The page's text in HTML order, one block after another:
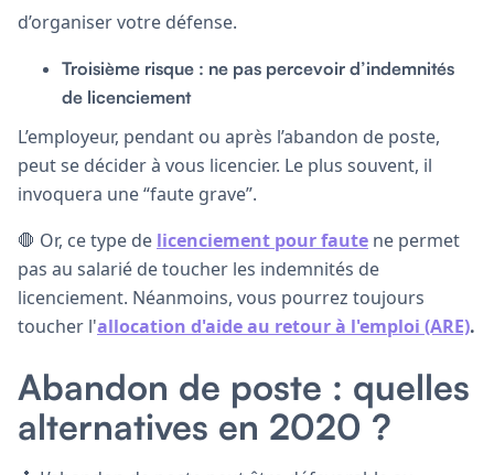
d’organiser votre défense.
Troisième risque : ne pas percevoir d’indemnités
de licenciement
L’employeur, pendant ou après l’abandon de poste,
peut se décider à vous licencier. Le plus souvent, il
invoquera une “faute grave”.
🛑 Or, ce type de licenciement pour faute ne permet
pas au salarié de toucher les indemnités de
licenciement. Néanmoins, vous pourrez toujours
toucher l'allocation d'aide au retour à l'emploi (ARE).
Abandon de poste : quelles
alternatives en 2020 ?